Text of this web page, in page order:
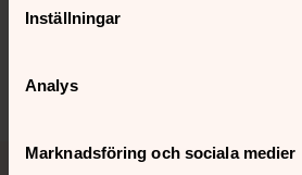
Inställningar
Analys
Marknadsföring och sociala medier
Tillbaka till toppen
Tillbaka till innehållet